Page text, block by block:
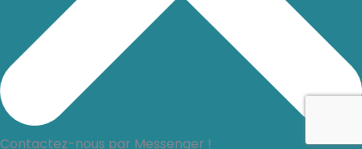
Contactez-nous par Messenger !